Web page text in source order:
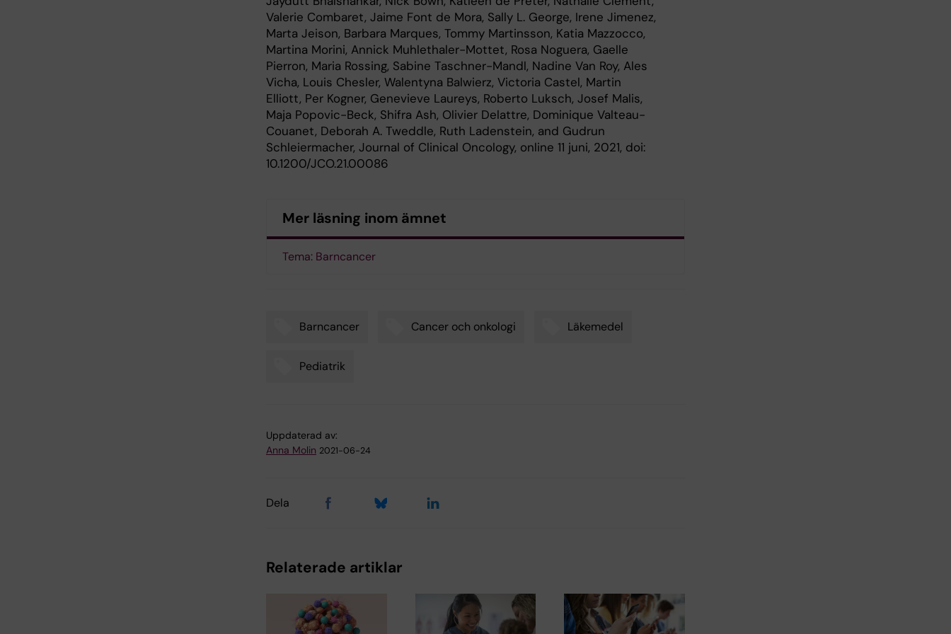
Valerie Combaret, Jaime Font de Mora, Sally L. George, Irene Jimenez,
Marta Jeison, Barbara Marques, Tommy Martinsson, Katia Mazzocco,
Martina Morini, Annick Muhlethaler-Mottet, Rosa Noguera, Gaelle
Pierron, Maria Rossing, Sabine Taschner-Mandl, Nadine Van Roy, Ales
Vicha, Louis Chesler, Walentyna Balwierz, Victoria Castel, Martin
Elliott, Per Kogner, Genevieve Laureys, Roberto Luksch, Josef Malis,
Maja Popovic-Beck, Shifra Ash, Olivier Delattre, Dominique Valteau-
Couanet, Deborah A. Tweddle, Ruth Ladenstein, and Gudrun
Schleiermacher, Journal of Clinical Oncology, online 11 juni, 2021, doi:
10.1200/JCO.21.00086
Mer läsning inom ämnet
Tema: Barncancer
Barncancer Cancer och onkologi Läkemedel
Pediatrik
Uppdaterad av:
Anna Molin 2021-06-24
Dela
Relaterade artiklar